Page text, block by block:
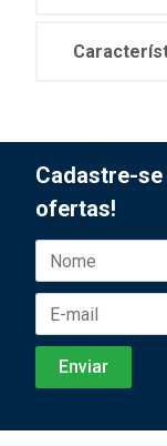
Cadastre-
ofertas!